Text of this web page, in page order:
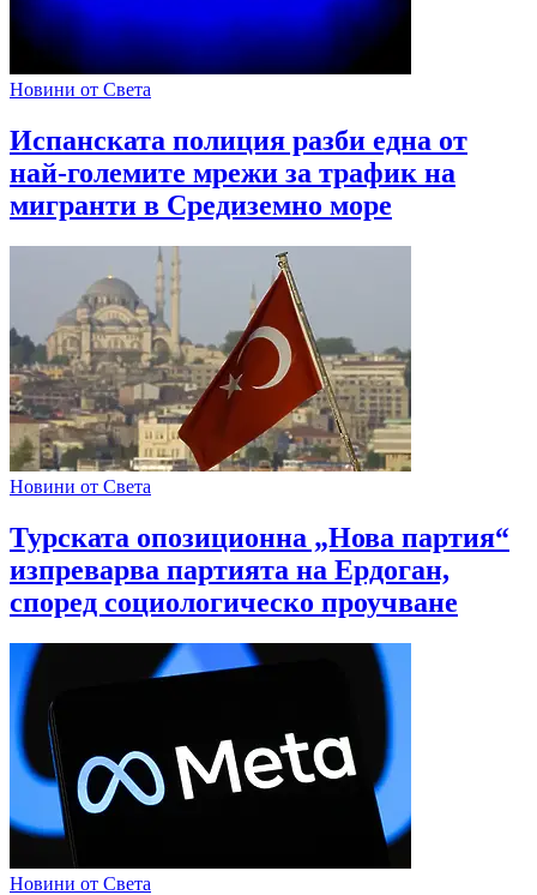
Новини от Света
Испанската полиция разби една от
най-големите мрежи за трафик на
мигранти в Средиземно море
Новини от Света
Турската опозиционна „Нова партия“
изпреварва партията на Ердоган,
според социологическо проучване
Новини от Света